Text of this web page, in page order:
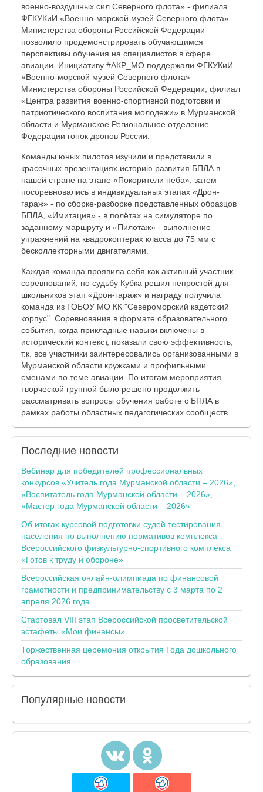
военно-воздушных сил Северного флота» - филиала
ФГКУКиИ «Военно-морской музей Северного флота»
Министерства обороны Российской Федерации
позволило продемонстрировать обучающимся
перспективы обучения на специалистов в сфере
авиации. Инициативу #АКР_МО поддержали ФГКУКиИ
«Военно-морской музей Северного флота»
Министерства обороны Российской Федерации, филиал
«Центра развития военно-спортивной подготовки и
патриотического воспитания молодежи» в Мурманской
области и Мурманское Региональное отделение
Федерации гонок дронов России.
Команды юных пилотов изучили и представили в
красочных презентациях историю развития БПЛА в
нашей стране на этапе «Покорители неба», затем
посоревновались в индивидуальных этапах «Дрон-
гараж» - по сборке-разборке представленных образцов
БПЛА, «Имитация» - в полётах на симуляторе по
заданному маршруту и «Пилотаж» - выполнение
упражнений на квадрокоптерах класса до 75 мм с
бесколлекторными двигателями.
Каждая команда проявила себя как активный участник
соревнований, но судьбу Кубка решил непростой для
школьников этап «Дрон-гараж» и награду получила
команда из ГОБОУ МО КК "Североморский кадетский
корпус". Соревнования в формате образовательного
события, когда прикладные навыки включены в
исторический контекст, показали свою эффективность,
т.к. все участники заинтересовались организованными в
Мурманской области кружками и профильными
сменами по теме авиации. По итогам мероприятия
творческой группой было решено продолжить
рассматривать вопросы обучения работе с БПЛА в
рамках работы областных педагогических сообществ.
Последние новости
Вебинар для победителей профессиональных
конкурсов «Учитель года Мурманской области – 2026»,
«Воспитатель года Мурманской области – 2026»,
«Мастер года Мурманской области – 2026»
Об итогах курсовой подготовки судей тестирования
населения по выполнению нормативов комплекса
Всероссийского физкультурно-спортивного комплекса
«Готов к труду и обороне»
Всероссийская онлайн-олимпиада по финансовой
грамотности и предпринимательству с 3 марта по 2
апреля 2026 года
Стартовал VIII этап Всероссийской просветительской
эстафеты «Мои финансы»
Торжественная церемония открытия Года дошкольного
образования
Популярные новости